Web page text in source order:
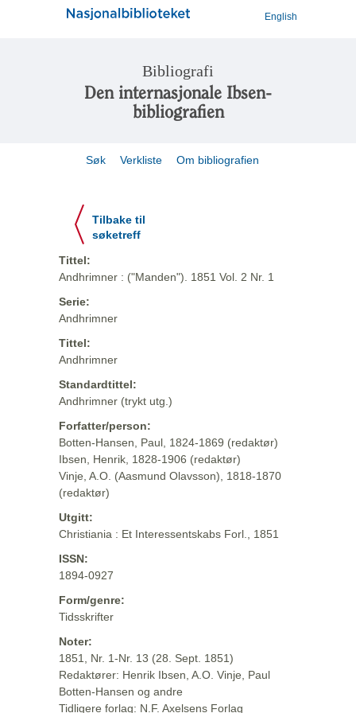
English
Bibliografi
Den internasjonale Ibsen-
bibliografien
Søk Verkliste Om bibliografien
Tilbake til
søketreff
Tittel:
Andhrimner : ("Manden"). 1851 Vol. 2 Nr. 1
Serie:
Andhrimner
Tittel:
Andhrimner
Standardtittel:
Andhrimner (trykt utg.)
Forfatter/person:
Botten-Hansen, Paul, 1824-1869 (redaktør)
Ibsen, Henrik, 1828-1906 (redaktør)
Vinje, A.O. (Aasmund Olavsson), 1818-1870
(redaktør)
Utgitt:
Christiania : Et Interessentskabs Forl., 1851
ISSN:
1894-0927
Form/genre:
Tidsskrifter
Noter:
1851, Nr. 1-Nr. 13 (28. Sept. 1851)
Redaktører: Henrik Ibsen, A.O. Vinje, Paul
Botten-Hansen og andre
Tidligere forlag: N.F. Axelsens Forlag